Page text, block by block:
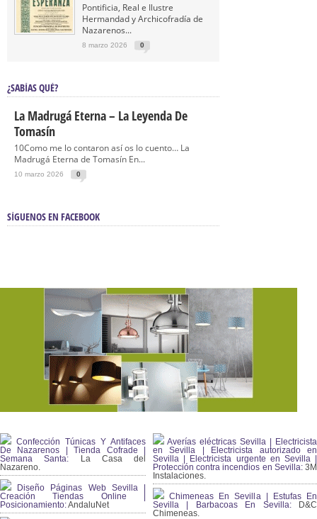
Pontificia, Real e Ilustre
Hermandad y Archicofradía de
Nazarenos...
8 marzo 2026 0
¿SABÍAS QUÉ?
La Madrugá Eterna – La Leyenda De
Tomasín
10Como me lo contaron así os lo cuento… La
Madrugá Eterna de Tomasín En...
10 marzo 2026 0
SÍGUENOS EN FACEBOOK
Confección Túnicas Y Antifaces
De Nazarenos | Tienda Cofrade |
Semana Santa: La Casa del
Nazareno.
Diseño Páginas Web Sevilla |
Creación Tiendas Online |
Posicionamiento:AndaluNet
Averías eléctricas Sevilla | Electricista
en Sevilla | Electricista autorizado en
Sevilla | Electricista urgente en Sevilla |
Protección contra incendios en Sevilla:3M
Instalaciones.
Chimeneas En Sevilla | Estufas En
Sevilla | Barbacoas En Sevilla:D&C
Chimeneas.